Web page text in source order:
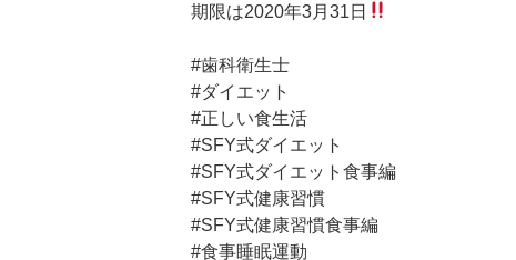
期限は2020年3月31日
#歯科衛生士
#ダイエット
#正しい食生活
#SFY式ダイエット
#SFY式ダイエット食事編
#SFY式健康習慣
#SFY式健康習慣食事編
#食事睡眠運動